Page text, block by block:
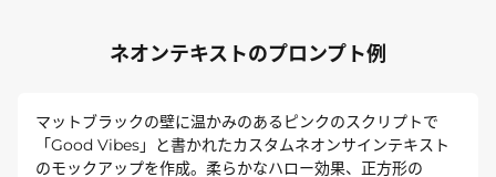
ネオンテキストのプロンプト例
マットブラックの壁に温かみのあるピンクのスクリプトで
「Good Vibes」と書かれたカスタムネオンサインテキスト
のモックアップを作成。柔らかなハロー効果、正方形の